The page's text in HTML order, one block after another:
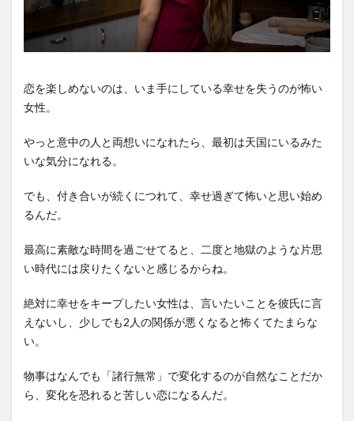
恋を楽しめないのは、いま手にしている幸せを失うのが怖い
女性。
やっと意中の人と両想いになれたら、最初は天国にいるみた
いな気分になれる。
でも、付き合いが続くにつれて、幸せ過ぎて怖いと思い始め
るんだ。
最高に素敵な時間を過ごせてると、二度と地獄のような片思
い時代には戻りたくないと感じるからね。
絶対に幸せをキープしたい女性は、言いたいことを彼氏に言
えないし、少しでも2人の関係が悪くなると怖くてたまらな
い。
物事はなんでも「諸行無常」で変化するのが自然なことだか
ら、変化を恐れると苦しい恋になるんだ。